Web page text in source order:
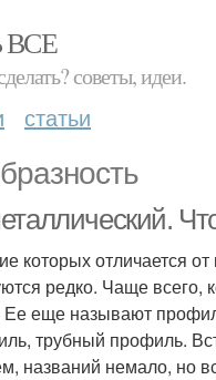
ВСЕ
советы, идеи.
статьи
отличается
редко. Чаще всего,
Ее еще называют
трубный профиль.
названий немало, но